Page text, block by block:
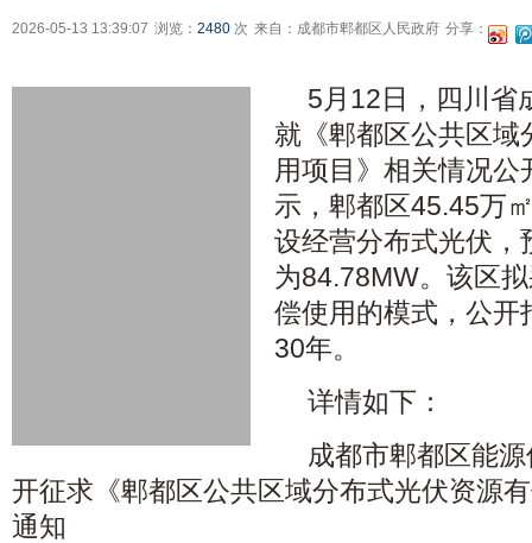
2026-05-13 13:39:07 浏览： 2480 次 来自：成都市郫都区人民政府 分享：
5月12日，四川省
就《郫都区公共区域
用项目》相关情况
示，郫都区45.45万
设经营分布式光伏，
为84.78MW。该区
偿使用的模式，公开
30年。
详情如下：
成都市郫都区能
开征求《郫都区公共区域分布式光伏资源
通知